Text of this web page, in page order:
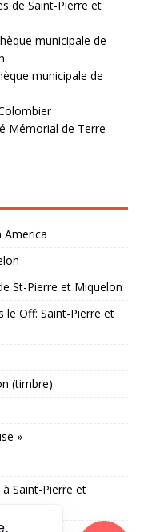
de Saint-Pierre et
municipale de
municipale de
Mémorial de Terre-
St-Pierre et Miquelon
le Off: Saint-Pierre et
(timbre)
»
Saint-Pierre et